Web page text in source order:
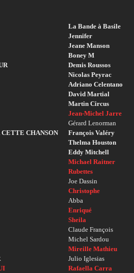
La Bande à Basile
Jennifer
Jeane Manson
Boney M
Demis Roussos
Nicolas Peyrac
Adriano Celentano
David Martial
Martin Circus
Jean-Michel Jarre
Gérard Lenorman
CETTE CHANSON François Valéry
Thelma Houston
Eddy Mitchell
Michael Raitner
Rubettes
Joe Dassin
Christophe
Abba
Enriqué
Sheila
Claude François
Michel Sardou
Mireille Mathieu
Julio Iglesias
Rafaella Carra